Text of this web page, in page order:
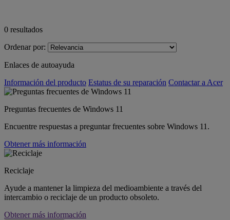
0 resultados
Ordenar por:
Enlaces de autoayuda
Información del producto Estatus de su reparación Contactar a Acer
Preguntas frecuentes de Windows 11
Encuentre respuestas a preguntar frecuentes sobre Windows 11.
Obtener más información
Reciclaje
Ayude a mantener la limpieza del medioambiente a través del
intercambio o reciclaje de un producto obsoleto.
Obtener más información